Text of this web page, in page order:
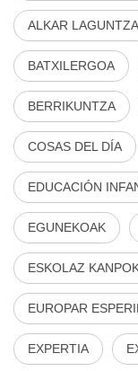
ALKAR LAGUNTZA
BATXILERGOA
BERRIKUNTZA
COSAS DEL DÍA
EDUCACIÓN
EGUNEKOAK
ESKOLAZ
EUROPAR
EXPERTIA